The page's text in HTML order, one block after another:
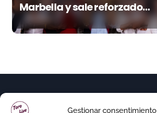
Gestionar consentimiento
Marbella y sale reforzado
junto a Manzanares y
Morante